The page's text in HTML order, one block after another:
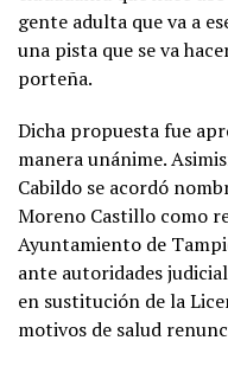
gente adulta que va a
una pista que se va
porteña.
Dicha propuesta fue
manera unánime.
Cabildo se acordó
Moreno Castillo como
Ayuntamiento de
ante autoridades
en sustitución de la
motivos de salud